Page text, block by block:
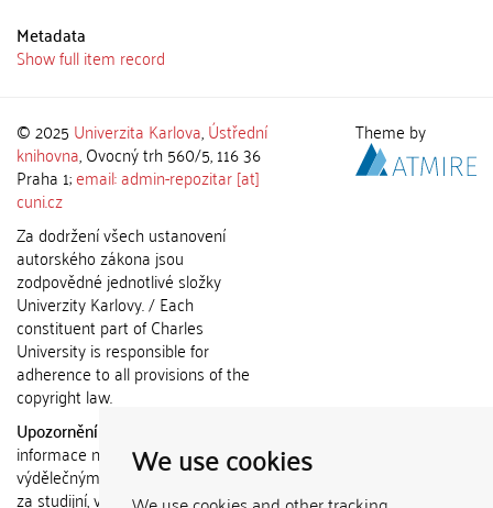
We use cookies
Metadata
Show full item record
© 2025 Univerzita Karlova,Ústřední
knihovna, Ovocný trh 560/5, 116 36
Praha 1;email: admin-repozitar [at]
cuni.cz
Za dodržení všech ustanovení
autorského zákona jsou
zodpovědné jednotlivé složky
Univerzity Karlovy. / Each
constituent part of Charles
University is responsible for
adherence to all provisions of the
copyright law.
Upozornění / Notice:
informace nemohou být použity k
výdělečným účelům nebo vydávány
za studijní, vědeckou nebo jinou
Theme by